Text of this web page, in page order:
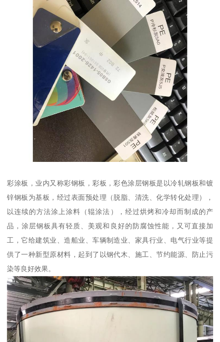
彩涂板，业内又称彩钢板，彩板，彩色涂层钢板是以冷轧钢板和镀
锌钢板为基板，经过表面预处理（脱脂、清洗、化学转化处理），
以连续的方法涂上涂料（辊涂法），经过烘烤和冷却而制成的产
品，涂层钢板具有轻质、美观和良好的防腐蚀性能，又可直接加
工，它给建筑业、造船业、车辆制造业、家具行业、电气行业等提
供了一种新型原材料，起到了以钢代木、施工、节约能源、防止污
染等良好效果。